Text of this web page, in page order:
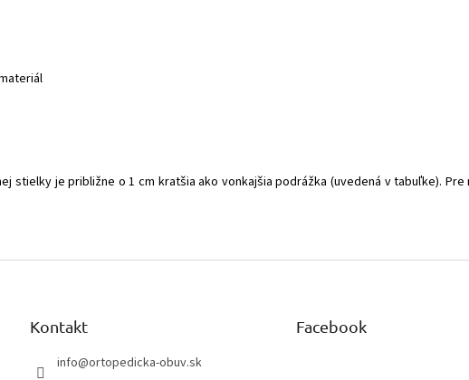
stielky je približne o 1 cm kratšia ako vonkajšia podrážka (uvedená v tabuľke). Pre
Kontakt
info@ortopedicka-obuv.sk
Facebook